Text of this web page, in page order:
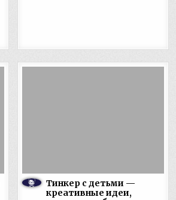
Тинкер с детьми —
креативные идеи,